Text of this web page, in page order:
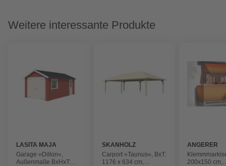
Weitere interessante Produkte
LASITA MAJA
Garage »Dillon«,
Außenmaße BxHxT:
SKANHOLZ
Carport »Taunus«, BxT:
1176 x 634 cm,
ANGERER
200x150 cm,